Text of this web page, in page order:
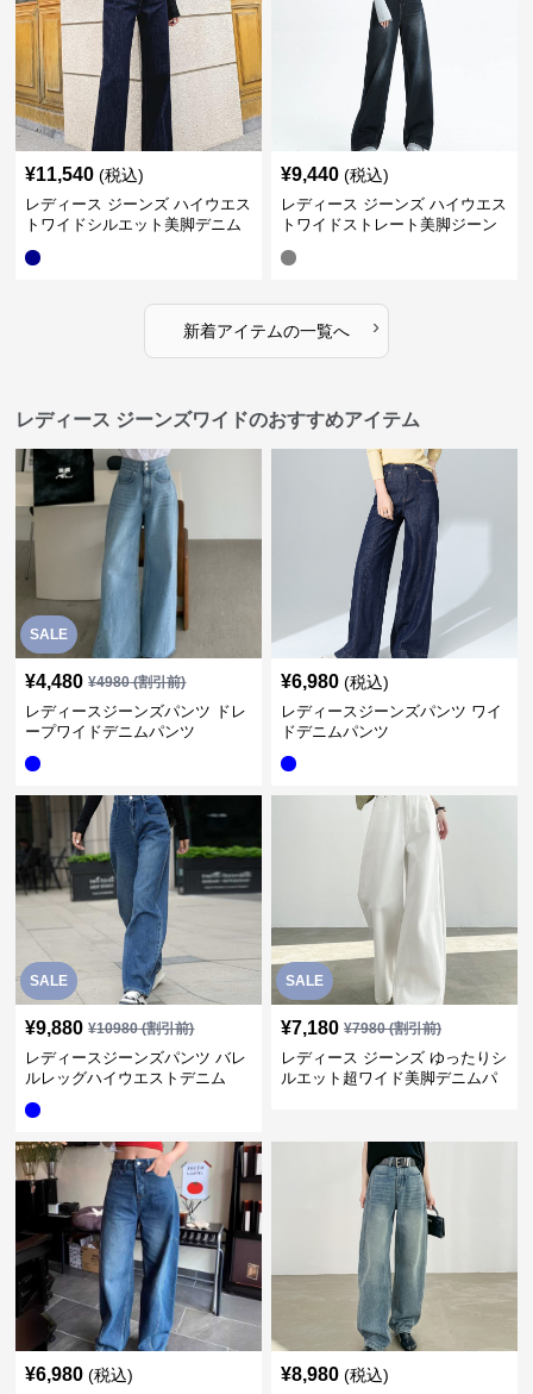
¥11,540 (税込)
レディース ジーンズ ハイウエス
トワイドシルエット美脚デニム
¥9,440 (税込)
レディース ジーンズ ハイウエス
トワイドストレート美脚ジーン
新着アイテムの一覧へ ›
レディース ジーンズワイドのおすすめアイテム
SALE
¥4,480 ¥4980(割引前)
レディースジーンズパンツ ドレ
ープワイドデニムパンツ
¥6,980 (税込)
レディースジーンズパンツ ワイ
ドデニムパンツ
SALE
¥9,880 ¥10980(割引前)
レディースジーンズパンツ バレ
ルレッグハイウエストデニム
SALE
¥7,180 ¥7980(割引前)
レディース ジーンズ ゆったりシ
ルエット超ワイド美脚デニムパ
¥6,980 (税込) ¥8,980 (税込)